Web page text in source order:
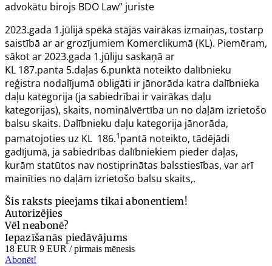
advokātu birojs BDO Law” juriste
2023.gada 1.jūlijā spēkā stājās vairākas izmaiņas, tostarp
saistībā ar ar grozījumiem Komerclikumā (KL). Piemēram,
sākot ar 2023.gada 1.jūliju saskaņā ar
KL 187.panta 5.daļas 6.punktā noteikto dalībnieku
reģistra nodalījumā obligāti ir jānorāda katra dalībnieka
daļu kategorija (ja sabiedrībai ir vairākas daļu
kategorijas), skaits, nominālvērtība un no daļām izrietošo
balsu skaits. Dalībnieku daļu kategorija jānorāda,
pamatojoties uz KL 186.1pantā noteikto, tādējādi
gadījumā, ja sabiedrības dalībniekiem pieder daļas,
kurām statūtos nav nostiprinātas balsstiesības, var arī
mainīties no daļām izrietošo balsu skaits,.
Šis raksts pieejams tikai abonentiem!
Autorizējies
Vēl neabonē?
Iepazīšanās piedāvājums
18 EUR 9 EUR / pirmais mēnesis
Abonēt!